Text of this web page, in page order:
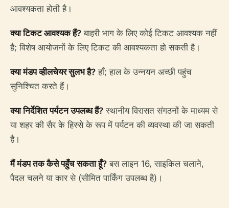
आवश्यकता होती है।
क्या टिकट आवश्यक हैं? बाहरी भाग के लिए कोई टिकट आवश्यक नहीं
है; विशेष आयोजनों के लिए टिकट की आवश्यकता हो सकती है।
क्या मंडप व्हीलचेयर सुलभ है? हाँ; हाल के उन्नयन अच्छी पहुंच
सुनिश्चित करते हैं।
क्या निर्देशित पर्यटन उपलब्ध हैं? स्थानीय विरासत संगठनों के माध्यम से
या शहर की सैर के हिस्से के रूप में पर्यटन की व्यवस्था की जा सकती
है।
मैं मंडप तक कैसे पहुँच सकता हूँ? बस लाइन 16, साइकिल चलाने,
पैदल चलने या कार से (सीमित पार्किंग उपलब्ध है)।